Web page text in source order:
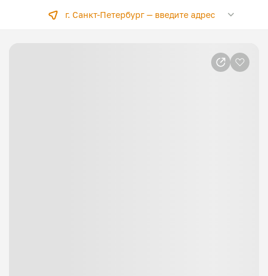
г. Санкт-Петербург —введите адрес